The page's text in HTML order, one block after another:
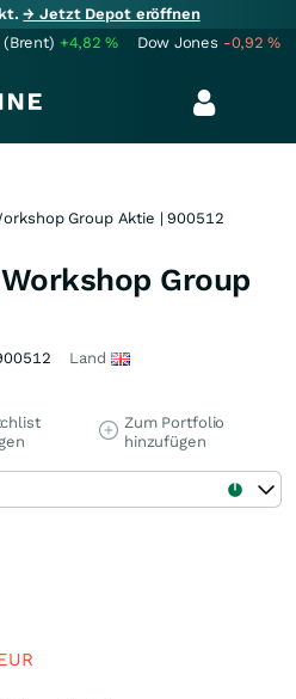
→ Jetzt Depot eröffnen
(Brent) +4,82% Dow Jones -0,92%
Group Aktie | 900512
Group
Land
Zum Portfolio
hinzufügen